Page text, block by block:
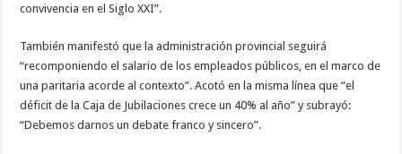
convivencia en el Siglo XXI”.
También manifestó que la administración provincial seguirá
“recomponiendo el salario de los empleados públicos, en el marco de
una paritaria acorde al contexto”. Acotó en la misma línea que “el
déficit de la Caja de Jubilaciones crece un 40% al año” y subrayó:
“Debemos darnos un debate franco y sincero”.